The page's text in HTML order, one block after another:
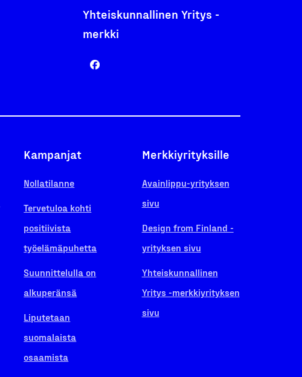
Yhteiskunnallinen Yritys -
merkki
Kampanjat
Nollatilanne
Tervetuloa kohti
positiivista
työelämäpuhetta
Suunnittelulla on
alkuperänsä
Liputetaan
suomalaista
osaamista
Merkkiyrityksille
Avainlippu-yrityksen
sivu
Design from Finland -
yrityksen sivu
Yhteiskunnallinen
Yritys -merkkiyrityksen
sivu